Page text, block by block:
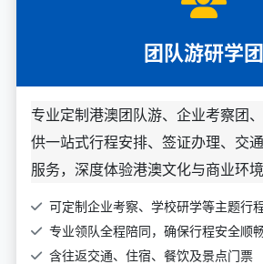
团队游研学团
专业定制港澳团队游、企业考察团
供一站式行程安排、签证办理、交
服务，深度体验港澳文化与商业环境
可定制企业考察、学校研学等主题行
专业领队全程陪同，确保行程安全顺
含往返交通、住宿、餐饮及景点门票